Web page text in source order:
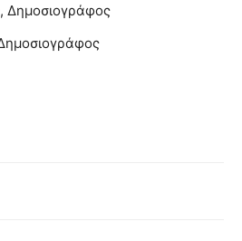
Δημοσιογράφος